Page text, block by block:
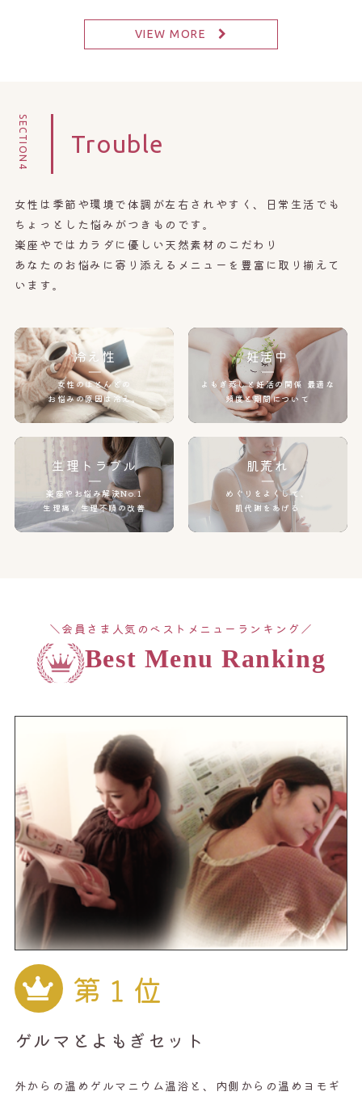
VIEW MORE
Trouble
SECTION4
女性は季節や環境で体調が左右されやすく、日常生活でも
ちょっとした悩みがつきものです。
楽座やではカラダに優しい天然素材のこだわり
あなたのお悩みに寄り添えるメニューを豊富に取り揃えて
います。
冷え性
女性のほとんどの
お悩みの原因は冷え。
妊活中
よもぎ蒸しと妊活の関係 最適な
頻度と期間について
生理トラブル
楽座やお悩み解決No.1
生理痛、生理不順の改善
肌荒れ
めぐりをよくして、
肌代謝をあげる
＼会員さま人気のベストメニューランキング／
Best Menu Ranking
第１位
ゲルマとよもぎセット
外からの温めゲルマニウム温浴と、内側からの温めヨモギ